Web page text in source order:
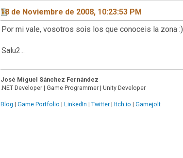
18 de Noviembre de 2008, 10:23:53 PM
Por mi vale, vosotros sois los que conoceis la zona :)
Salu2...
José Miguel Sánchez Fernández
.NET Developer | Game Programmer | Unity Developer
Blog | Game Portfolio | LinkedIn | Twitter | Itch.io | Gamejolt